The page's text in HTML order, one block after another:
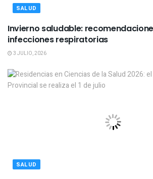
SALUD
Invierno saludable:
infecciones respiratorias
3 JULIO, 2026
SALUD